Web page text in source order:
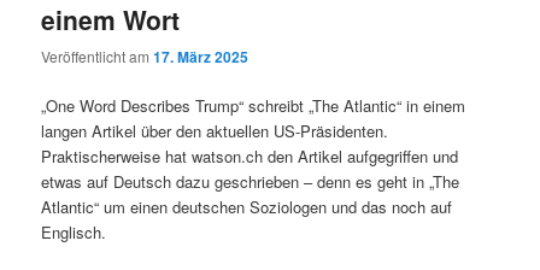
einem Wort
Veröffentlicht am17. März 2025
„One Word Describes Trump“ schreibt „The Atlantic“ in einem
langen Artikel über den aktuellen US-Präsidenten.
Praktischerweise hat watson.ch den Artikel aufgegriffen und
etwas auf Deutsch dazu geschrieben – denn es geht in „The
Atlantic“ um einen deutschen Soziologen und das noch auf
Englisch.